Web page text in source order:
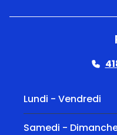
Lundi - Vendredi
Samedi -